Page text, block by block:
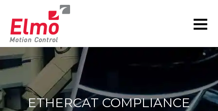
ETHERCAT COMPLIANCE